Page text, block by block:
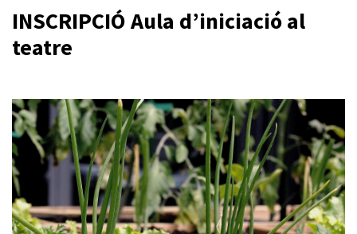
INSCRIPCIÓ Aula d’iniciació al
teatre